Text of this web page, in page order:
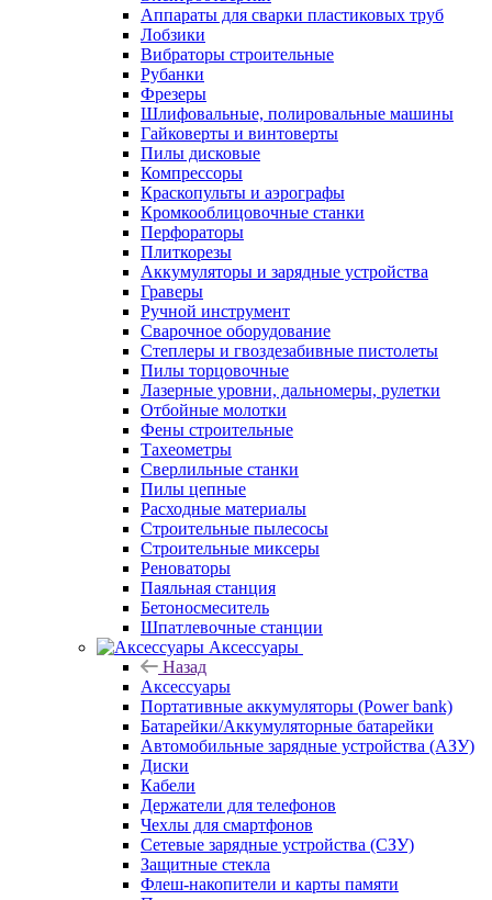
Аппараты для сварки пластиковых труб
Лобзики
Вибраторы строительные
Рубанки
Фрезеры
Шлифовальные, полировальные машины
Гайковерты и винтоверты
Пилы дисковые
Компрессоры
Краскопульты и аэрографы
Кромкооблицовочные станки
Перфораторы
Плиткорезы
Аккумуляторы и зарядные устройства
Граверы
Ручной инструмент
Сварочное оборудование
Степлеры и гвоздезабивные пистолеты
Пилы торцовочные
Лазерные уровни, дальномеры, рулетки
Отбойные молотки
Фены строительные
Тахеометры
Сверлильные станки
Пилы цепные
Расходные материалы
Строительные пылесосы
Строительные миксеры
Реноваторы
Паяльная станция
Бетоносмеситель
Шпатлевочные станции
Аксессуары
Назад
Аксессуары
Портативные аккумуляторы (Power bank)
Батарейки/Аккумуляторные батарейки
Автомобильные зарядные устройства (АЗУ)
Диски
Кабели
Держатели для телефонов
Чехлы для смартфонов
Сетевые зарядные устройства (СЗУ)
Защитные стекла
Флеш-накопители и карты памяти